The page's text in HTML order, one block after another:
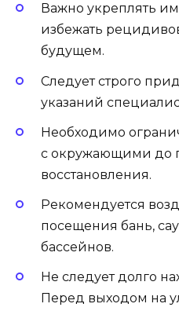
Важно укреплять
избежать
будущем.
Следует строго
указаний
Необходимо
с окружающими до
восстановления.
Рекомендуется
посещения бань,
бассейнов.
Не следует долго
Перед выходом на